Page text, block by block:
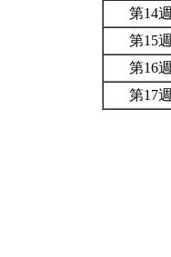
第14週
第15週
第16週
第17週